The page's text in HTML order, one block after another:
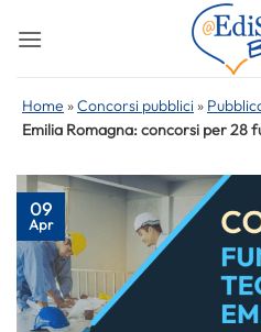
Home »Concorsi pubblici »
Emilia Romagna: concorsi per 28
09
Apr